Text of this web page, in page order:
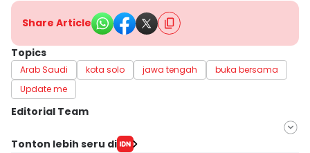
Share Article
Topics
Arab Saudi kota solo jawa tengah
buka bersama
Update me
Editorial Team
Editor
Tonton lebih seru di